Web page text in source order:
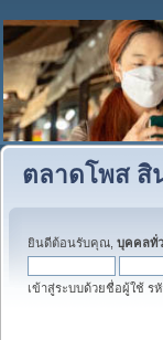
ตลาดโพส สิ
ยินดีต้อนรับคุณ, บุคคลทั่
เข้าสู่ระบบด้วยชื่อผู้ใช้ ร